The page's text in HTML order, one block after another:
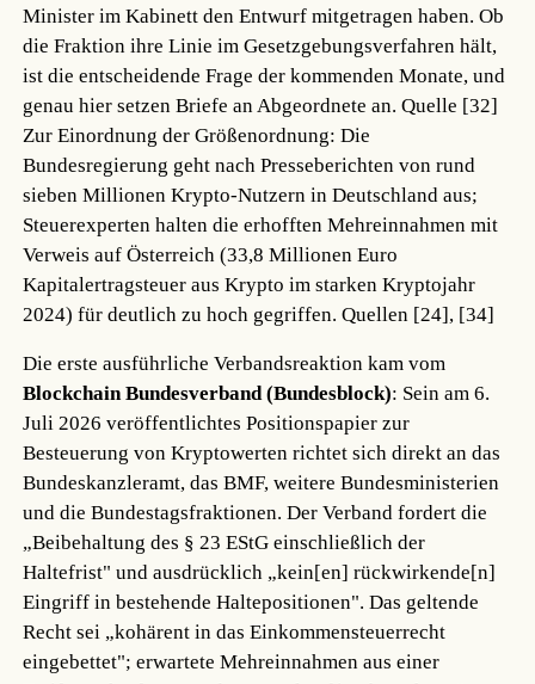
Minister im Kabinett den Entwurf mitgetragen haben. Ob
die Fraktion ihre Linie im Gesetzgebungsverfahren hält,
ist die entscheidende Frage der kommenden Monate, und
genau hier setzen Briefe an Abgeordnete an.Quelle [32]
Zur Einordnung der Größenordnung: Die
Bundesregierung geht nach Presseberichten von rund
sieben Millionen Krypto-Nutzern in Deutschland aus;
Steuerexperten halten die erhofften Mehreinnahmen mit
Verweis auf Österreich (33,8 Millionen Euro
Kapitalertragsteuer aus Krypto im starken Kryptojahr
2024) für deutlich zu hoch gegriffen.Quellen [24], [34]
Die erste ausführliche Verbandsreaktion kam vom
Blockchain Bundesverband (Bundesblock): Sein am 6.
Juli 2026 veröffentlichtes Positionspapier zur
Besteuerung von Kryptowerten richtet sich direkt an das
Bundeskanzleramt, das BMF, weitere Bundesministerien
und die Bundestagsfraktionen. Der Verband fordert die
„Beibehaltung des § 23 EStG einschließlich der
Haltefrist" und ausdrücklich „kein[en] rückwirkende[n]
Eingriff in bestehende Haltepositionen". Das geltende
Recht sei „kohärent in das Einkommensteuerrecht
eingebettet"; erwartete Mehreinnahmen aus einer